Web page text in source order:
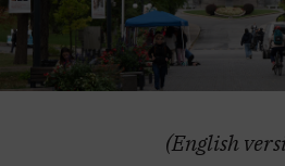
(English